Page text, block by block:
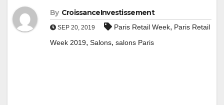
By CroissanceInvestissement
SEP 20, 2019 Paris Retail Week, Paris Retail
Week 2019, Salons, salons Paris